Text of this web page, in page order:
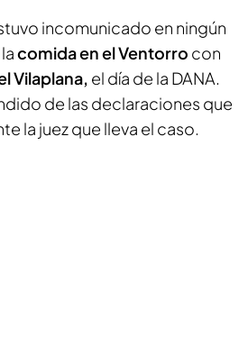
incomunicado en ningún
comida en el Ventorro con
Vilaplana, el día de la DANA.
de las declaraciones que
la juez que lleva el caso.